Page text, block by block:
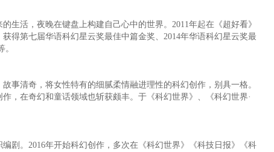
活，夜晚在键盘上构建自己心中的世界。2011年起在《超好看》
得第七届华语科幻星云奖最佳中篇金奖、2014年华语科幻星云奖最
清奇，将女性特有的细腻柔情融进理性的科幻创作，别具一格。
，在奇幻和童话领域也斩获颇丰。于《科幻世界》、《科幻世界·
。2016年开始科幻创作，多次在《科幻世界》《科技日报》《科